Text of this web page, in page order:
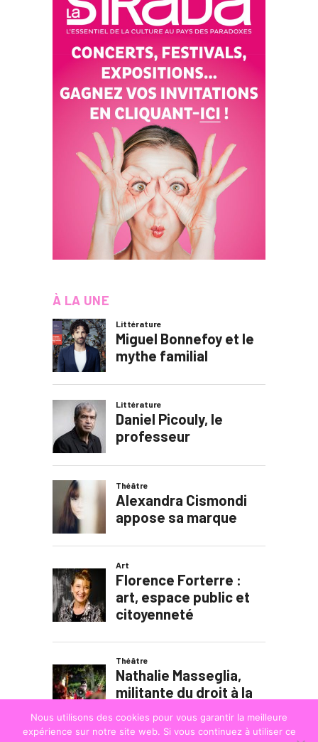
À LA UNE
Nous utilisons des cookies pour vous garantir la meilleure
expérience sur notre site web. Si vous continuez à utiliser ce